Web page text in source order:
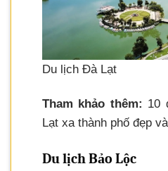
Du lịch Đà Lạt
Tham khảo thêm: 10
Lạt xa thành phố đẹp
Du lịch Bảo Lộc